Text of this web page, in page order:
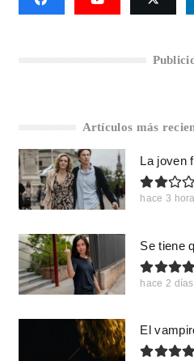
Artículos más
La joven
hace 3
Se tiene
hace 2 días
El